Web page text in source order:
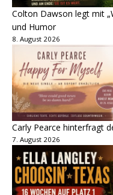
Colton Dawson legt mit
und Humor
8. August 2026
Carly Pearce hinterfragt
7. August 2026